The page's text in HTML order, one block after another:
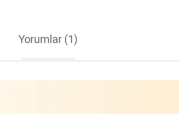
Yorumlar (1)